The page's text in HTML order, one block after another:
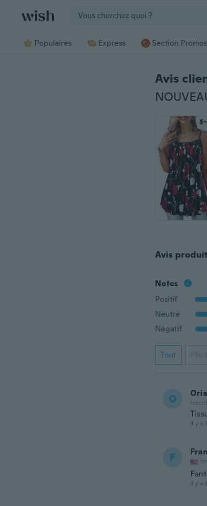
Populaires Express Section Promos
Avis
Avis
Notes
Positif
Neutre
Négatif
Tout
O
il y a
F Fran
il y a